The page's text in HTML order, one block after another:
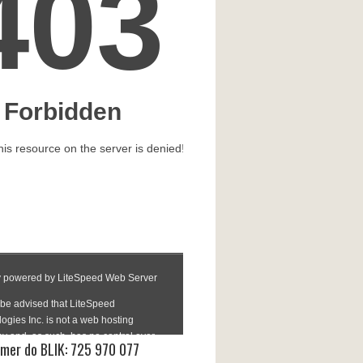
do BLIK: 725 970 077